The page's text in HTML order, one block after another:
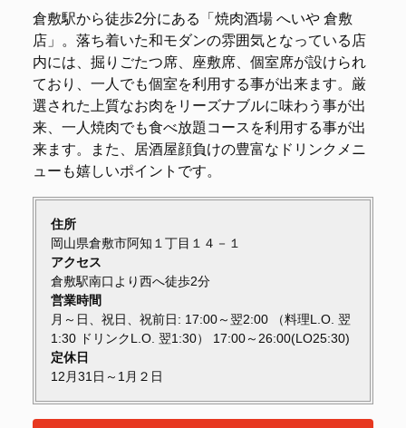
倉敷駅から徒歩2分にある「焼肉酒場 へいや 倉敷
店」。落ち着いた和モダンの雰囲気となっている店
内には、掘りごたつ席、座敷席、個室席が設けられ
ており、一人でも個室を利用する事が出来ます。厳
選された上質なお肉をリーズナブルに味わう事が出
来、一人焼肉でも食べ放題コースを利用する事が出
来ます。また、居酒屋顔負けの豊富なドリンクメニ
ューも嬉しいポイントです。
住所
岡山県倉敷市阿知１丁目１４－１
アクセス
倉敷駅南口より西へ徒歩2分
営業時間
月～日、祝日、祝前日: 17:00～翌2:00 （料理L.O. 翌
1:30 ドリンクL.O. 翌1:30） 17:00～26:00(LO25:30)
定休日
12月31日～1月２日